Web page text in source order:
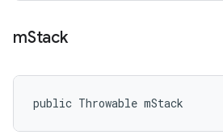
mStack
public Throwable mStack